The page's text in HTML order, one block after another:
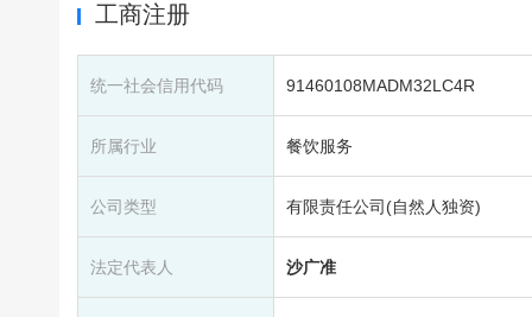
工商注册
统一社会信用代码 91460108MADM32LC4R
所属行业 餐饮服务
公司类型 有限责任公司(自然人独资)
法定代表人 沙广准